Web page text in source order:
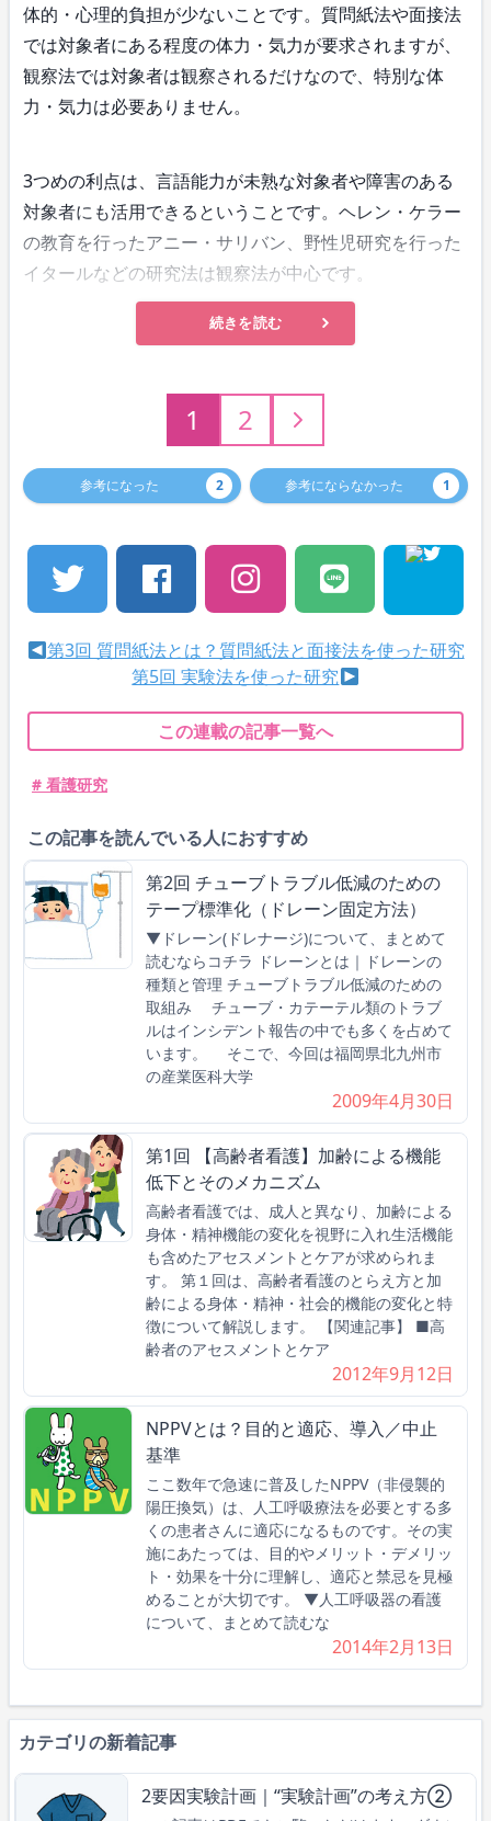
体的・心理的負担が少ないことです。質問紙法や面接法
では対象者にある程度の体力・気力が要求されますが、
観察法では対象者は観察されるだけなので、特別な体
力・気力は必要ありません。
3つめの利点は、言語能力が未熟な対象者や障害のある
対象者にも活用できるということです。ヘレン・ケラー
の教育を行ったアニー・サリバン、野性児研究を行った
イタールなどの研究法は観察法が中心です。
続きを読む
1 2
参考になった 2 参考にならなかった 1
第3回 質問紙法とは？質問紙法と面接法を使った研究
第5回 実験法を使った研究
この連載の記事一覧へ
# 看護研究
この記事を読んでいる人におすすめ
第2回 チューブトラブル低減のための
テープ標準化（ドレーン固定方法）
▼ドレーン(ドレナージ)について、まとめて
読むならコチラ ドレーンとは｜ドレーンの
種類と管理 チューブトラブル低減のための
取組み チューブ・カテーテル類のトラブ
ルはインシデント報告の中でも多くを占めて
います。 そこで、今回は福岡県北九州市
の産業医科大学
2009年4月30日
第1回 【高齢者看護】加齢による機能
低下とそのメカニズム
高齢者看護では、成人と異なり、加齢による
身体・精神機能の変化を視野に入れ生活機能
も含めたアセスメントとケアが求められま
す。 第１回は、高齢者看護のとらえ方と加
齢による身体・精神・社会的機能の変化と特
徴について解説します。 【関連記事】 ■高
齢者のアセスメントとケア
2012年9月12日
NPPVとは？目的と適応、導入／中止
基準
ここ数年で急速に普及したNPPV（非侵襲的
陽圧換気）は、人工呼吸療法を必要とする多
くの患者さんに適応になるものです。その実
施にあたっては、目的やメリット・デメリッ
ト・効果を十分に理解し、適応と禁忌を見極
めることが大切です。 ▼人工呼吸器の看護
について、まとめて読むな
2014年2月13日
カテゴリの新着記事
2要因実験計画｜“実験計画”の考え方②